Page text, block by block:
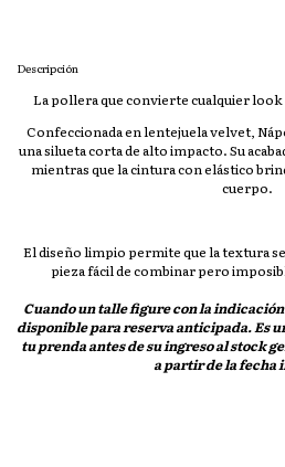
Descripción
La pollera que convierte cualquier
Confeccionada en lentejuela velvet,
una silueta corta de alto impacto. Su
mientras que la cintura con elástico
cuerpo.
El diseño limpio permite que la textura
pieza fácil de combinar pero
Cuando un talle figure con la indicación
disponible para reserva anticipada. Es
tu prenda antes de su ingreso al stock
a partir de la fecha